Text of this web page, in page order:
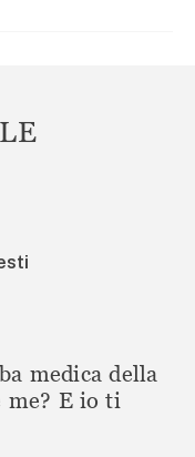
medica della
me? E io ti